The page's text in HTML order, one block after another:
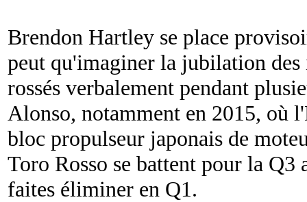
Brendon Hartley se place
peut qu'imaginer la jubilation des
rossés verbalement pendant
Alonso, notamment en 2015, où
bloc propulseur japonais de
Toro Rosso se battent pour la Q3
faites éliminer en Q1.